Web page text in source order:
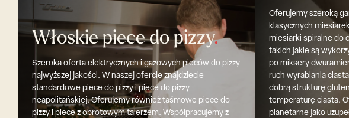
Włoskie piece do pizzy.
Szeroka oferta elektrycznych i gazowych pieców do pizzy
najwyższej jakości. W naszej ofercie znajdziecie
standardowe piece do pizzy i piece do pizzy
neapolitańskiej. Oferujemy również taśmowe piece do
pizzy i piece z obrotowym talerzem. Współpracujemy z
Oferujemy szeroką
klasycznych
miesiarki spiralne do
takich jakie są
po miksery
ruch wyrabiania
dobrą strukturę
temperaturę ciasta.
planetarne jako